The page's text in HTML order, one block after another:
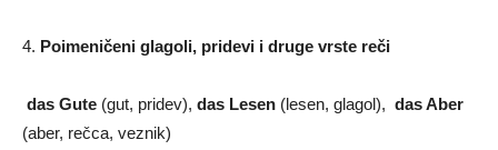
4. Poimeničeni glagoli, pridevi i druge vrste reči
das Gute (gut, pridev), das Lesen (lesen, glagol), das Aber
(aber, rečca, veznik)